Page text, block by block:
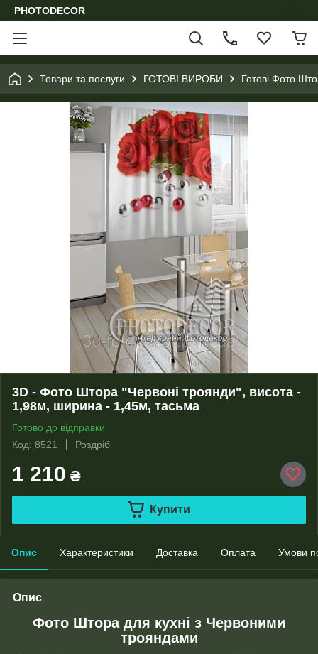
PHOTODECOR
Товари та послуги ГОТОВІ ВИРОБИ Готові Фото
3D - Фото Штора "Червоні троянди", висота -
1,98м, ширина - 1,45м, тасьма
Готово до відправки
Код: 8521
Роздріб
1 210 ₴
Купити
Опис Характеристики Доставка Оплата Умови
Опис
Фото Штора для кухні з Червоними
трояндами